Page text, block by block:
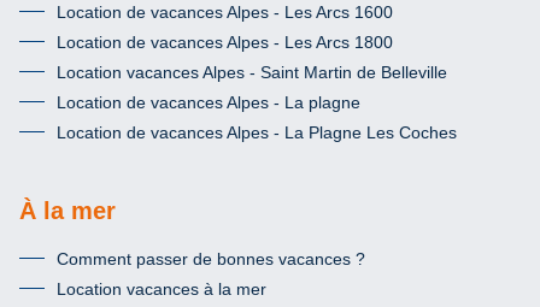
Location de vacances Alpes - Les Arcs 1600
Location de vacances Alpes - Les Arcs 1800
Location vacances Alpes - Saint Martin de Belleville
Location de vacances Alpes - La plagne
Location de vacances Alpes - La Plagne Les Coches
À la mer
Comment passer de bonnes vacances ?
Location vacances à la mer